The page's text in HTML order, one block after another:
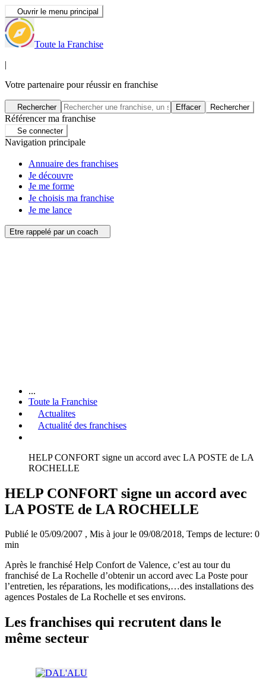
Ouvrir le menu principal
Toute la Franchise
|
Votre partenaire pour réussir en franchise
Rechercher Effacer Rechercher
Référencer ma franchise
Se connecter
Navigation principale
Annuaire des franchises
Je découvre
Je me forme
Je choisis ma franchise
Je me lance
Etre rappelé par un coach
...
Toute la Franchise
Actualites
Actualité des franchises
HELP CONFORT signe un accord avec LA POSTE de LA
ROCHELLE
HELP CONFORT signe un accord avec
LA POSTE de LA ROCHELLE
Publié le 05/09/2007 , Mis à jour le 09/08/2018, Temps de lecture: 0
min
Après le franchisé Help Confort de Valence, c’est au tour du
franchisé de La Rochelle d’obtenir un accord avec La Poste pour
l’entretien, les réparations, les modifications,…des installations des
agences Postales de La Rochelle et ses environs.
Les franchises qui recrutent dans le
même secteur